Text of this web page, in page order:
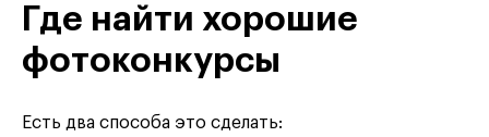
Где найти хорошие
фотоконкурсы
Есть два способа это сделать: